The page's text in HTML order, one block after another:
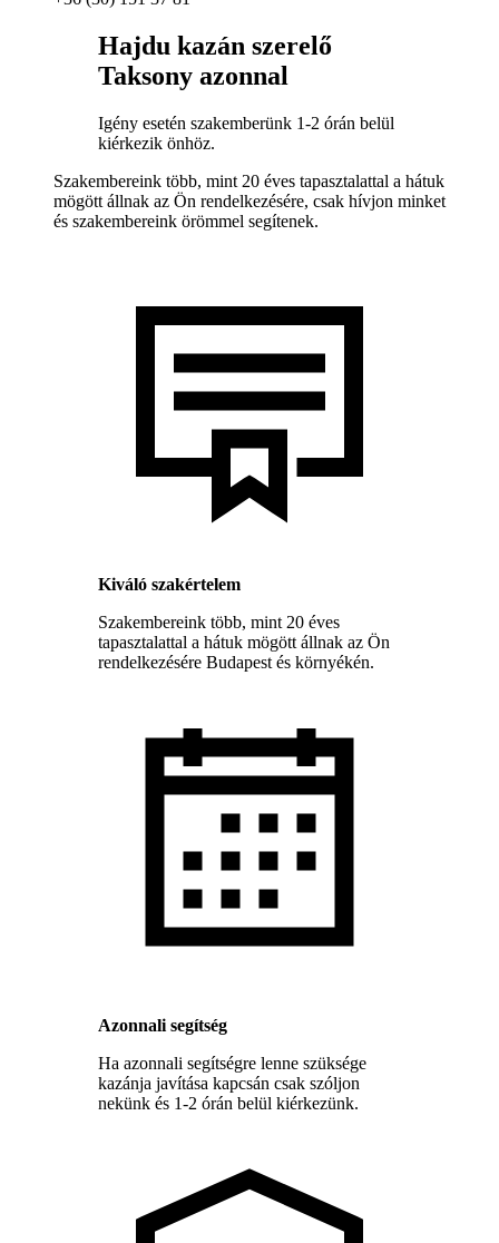
Hajdu kazán szerelő
Taksony azonnal
Igény esetén szakemberünk 1-2 órán belül
kiérkezik önhöz.
Szakembereink több, mint 20 éves tapasztalattal a hátuk
mögött állnak az Ön rendelkezésére, csak hívjon minket
és szakembereink örömmel segítenek.
Kiváló szakértelem
Szakembereink több, mint 20 éves
tapasztalattal a hátuk mögött állnak az Ön
rendelkezésére Budapest és környékén.
Azonnali segítség
Ha azonnali segítségre lenne szüksége
kazánja javítása kapcsán csak szóljon
nekünk és 1-2 órán belül kiérkezünk.